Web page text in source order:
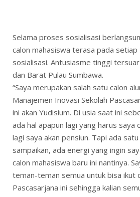
Selama proses sosialisasi
calon mahasiswa terasa pada
sosialisasi. Antusiasme tinggi
dan Barat Pulau Sumbawa.
“Saya merupakan salah satu calon
Manajemen Inovasi Sekolah
ini akan Yudisium. Di usia saat ini
ada hal apapun lagi yang harus saya
lagi saya akan pensiun. Tapi ada
sampaikan, ada energi yang ingin
calon mahasiswa baru ini nantinya.
teman-teman semua untuk bisa ikut
Pascasarjana ini sehingga kalian